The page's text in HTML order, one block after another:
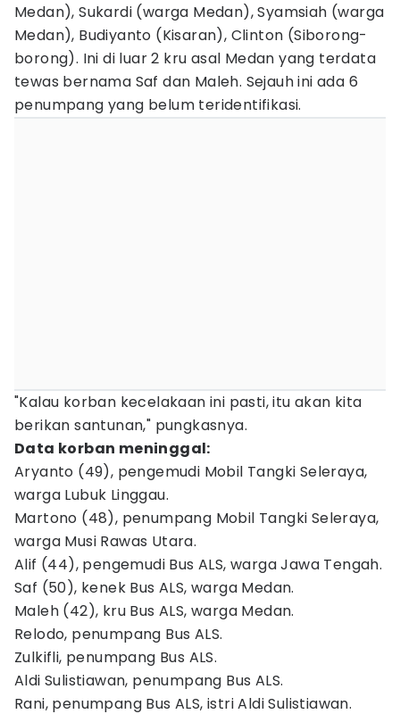
Medan), Sukardi (warga Medan), Syamsiah (warga
Medan), Budiyanto (Kisaran), Clinton (Siborong-
borong). Ini di luar 2 kru asal Medan yang terdata
tewas bernama Saf dan Maleh. Sejauh ini ada 6
penumpang yang belum teridentifikasi.
"Kalau korban kecelakaan ini pasti, itu akan kita
berikan santunan," pungkasnya.
Data korban meninggal:
Aryanto (49), pengemudi Mobil Tangki Seleraya,
warga Lubuk Linggau.
Martono (48), penumpang Mobil Tangki Seleraya,
warga Musi Rawas Utara.
Alif (44), pengemudi Bus ALS, warga Jawa Tengah.
Saf (50), kenek Bus ALS, warga Medan.
Maleh (42), kru Bus ALS, warga Medan.
Relodo, penumpang Bus ALS.
Zulkifli, penumpang Bus ALS.
Aldi Sulistiawan, penumpang Bus ALS.
Rani, penumpang Bus ALS, istri Aldi Sulistiawan.